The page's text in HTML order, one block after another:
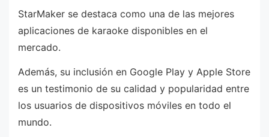
StarMaker se destaca como una de las mejores
aplicaciones de karaoke disponibles en el
mercado.
Además, su inclusión en Google Play y Apple Store
es un testimonio de su calidad y popularidad entre
los usuarios de dispositivos móviles en todo el
mundo.